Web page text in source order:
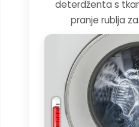
deterdženta s
pranje rublja